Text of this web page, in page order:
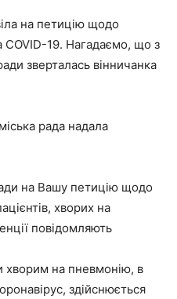
на петицію щодо
COVID-19. Нагадаємо, що з
зверталась вінничанка
рада надала
на Вашу петицію щодо
хворих на
повідомляють
хворим на пневмонію, в
здійснюється